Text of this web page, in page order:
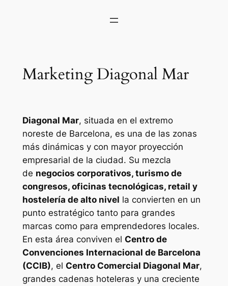
Marketing Diagonal Mar
Diagonal Mar, situada en el extremo
noreste de Barcelona, es una de las zonas
más dinámicas y con mayor proyección
empresarial de la ciudad. Su mezcla
de negocios corporativos, turismo de
congresos, oficinas tecnológicas, retail y
hostelería de alto nivel la convierten en un
punto estratégico tanto para grandes
marcas como para emprendedores locales.
En esta área conviven el Centro de
Convenciones Internacional de Barcelona
(CCIB), el Centro Comercial Diagonal Mar,
grandes cadenas hoteleras y una creciente